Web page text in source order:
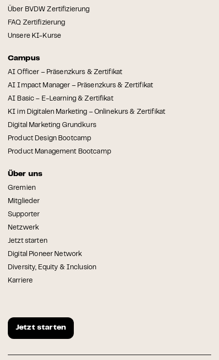
Über BVDW Zertifizierung
FAQ Zertifizierung
Unsere KI-Kurse
Campus
AI Officer – Präsenzkurs & Zertifikat
AI Impact Manager – Präsenzkurs & Zertifikat
AI Basic – E-Learning & Zertifikat
KI im Digitalen Marketing – Onlinekurs & Zertifikat
Digital Marketing Grundkurs
Product Design Bootcamp
Product Management Bootcamp
Über uns
Gremien
Mitglieder
Supporter
Netzwerk
Jetzt starten
Digital Pioneer Network
Diversity, Equity & Inclusion
Karriere
Jetzt starten